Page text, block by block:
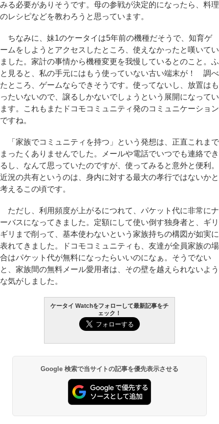
みる必要がありそうです。母の参戦が決定的になったら、料理
のレシピなどを教わろうと思っています。
ちなみに、妹1のケータイは5年前の機種だそうで、知育ゲ
ームをしようとアクセスしたところ、使えなかったと嘆いてい
ました。家計の事情から機種変更を我慢しているとのこと。ふ
と見ると、私の手元にはもう使っていない古い端末が！ 調べ
たところ、ゲームならできそうです。使ってないし、放置はも
ったいないので、譲るしかないでしょうという展開になってい
ます。これもまたドコモコミュニティ発のコミュニケーション
ですね。
「家族でコミュニティを持つ」という発想は、正直これまで
まったくありませんでした。メールや電話でいつでも連絡でき
るし、なんて思っていたのですが、使ってみると意外と便利。
近況の共有というのは、身内に対する最大の孝行ではないかと
考えるこの頃です。
ただし、利用頻度が上がるにつれて、パケット代に非常にナ
ーバスになってきました。定額にして使い倒す独身者と、ギリ
ギリまで削って、基本使わないという家族持ちの構図が如実に
表れてきました。ドコモコミュニティも、友達が全員家族の場
合はパケット代が無料になったらいいのになぁ。そうでない
と、家族間の無料メール愛用者は、その壁を越えられないよう
な気がしました。
ケータイ Watchをフォローして最新記事をチ
ェック！
Google 検索で当サイトの記事を優先表示させる